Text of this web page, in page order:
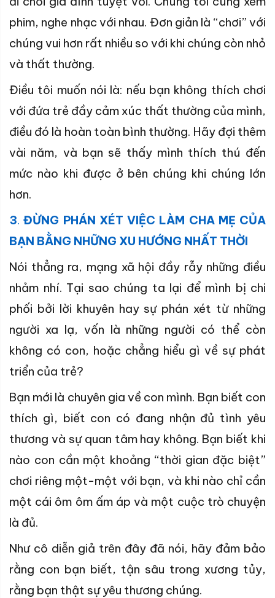
phim, nghe nhạc với nhau. Đơn giản là “chơi” với
chúng vui hơn rất nhiều so với khi chúng còn nhỏ
và thất thường.
Điều tôi muốn nói là: nếu bạn không thích chơi
với đứa trẻ đầy cảm xúc thất thường của mình,
điều đó là hoàn toàn bình thường. Hãy đợi thêm
vài năm, và bạn sẽ thấy mình thích thú đến
mức nào khi được ở bên chúng khi chúng lớn
hơn.
3.ĐỪNG PHÁN XÉT VIỆC LÀM CHA MẸ CỦA
BẠN BẰNG NHỮNG XU HƯỚNG NHẤT THỜI
Nói thẳng ra, mạng xã hội đầy rẫy những điều
nhảm nhí. Tại sao chúng ta lại để mình bị chi
phối bởi lời khuyên hay sự phán xét từ những
người xa lạ, vốn là những người có thể còn
không có con, hoặc chẳng hiểu gì về sự phát
triển của trẻ?
Bạn mới là chuyên gia về con mình. Bạn biết con
thích gì, biết con có đang nhận đủ tình yêu
thương và sự quan tâm hay không. Bạn biết khi
nào con cần một khoảng “thời gian đặc biệt”
chơi riêng một-một với bạn, và khi nào chỉ cần
một cái ôm ôm ấm áp và một cuộc trò chuyện
là đủ.
Như cô diễn giả trên đây đã nói, hãy đảm bảo
rằng con bạn biết, tận sâu trong xương tủy,
rằng bạn thật sự yêu thương chúng.